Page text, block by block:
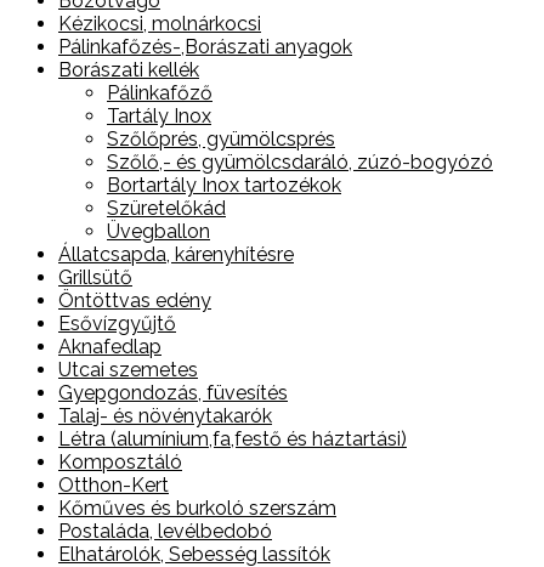
Kézikocsi, molnárkocsi
Pálinkafőzés-,Borászati anyagok
Borászati kellék
Pálinkafőző
Tartály Inox
Szőlőprés, gyümölcsprés
Szőlő,- és gyümölcsdaráló, zúzó-bogyózó
Bortartály Inox tartozékok
Szüretelőkád
Üvegballon
Állatcsapda, kárenyhítésre
Grillsütő
Öntöttvas edény
Esővízgyűjtő
Aknafedlap
Utcai szemetes
Gyepgondozás, füvesítés
Talaj- és növénytakarók
Létra (alumínium,fa,festő és háztartási)
Komposztáló
Otthon-Kert
Kőműves és burkoló szerszám
Postaláda, levélbedobó
Elhatárolók, Sebesség lassítók